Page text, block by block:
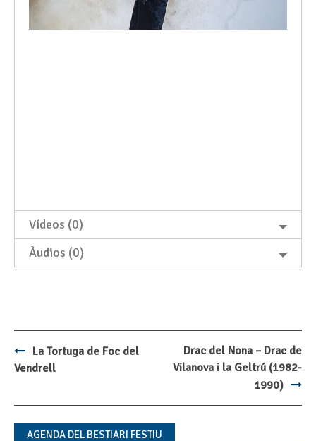
Vídeos (0)
Àudios (0)
Post
La Tortuga de Foc del
Vendrell
Drac del Nona – Drac de
Vilanova i la Geltrú (1982-
1990)
AGENDA DEL BESTIARI FESTIU